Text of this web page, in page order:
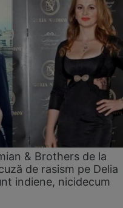
& Brothers de la
de rasism pe Delia
indiene, nicidecum